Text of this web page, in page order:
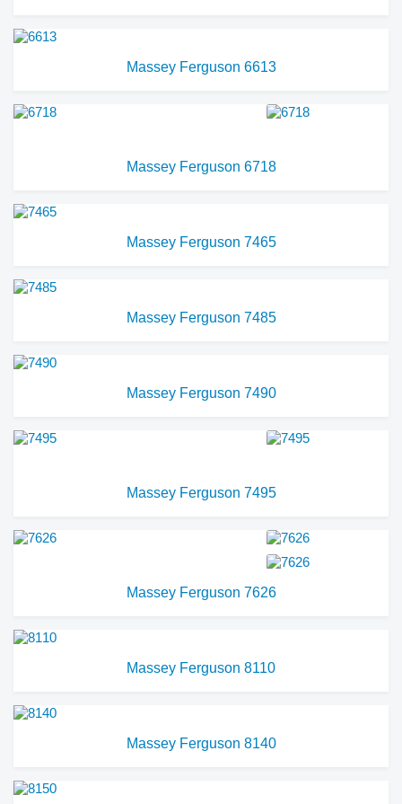
Massey Ferguson 6613
Massey Ferguson 6718
Massey Ferguson 7465
Massey Ferguson 7485
Massey Ferguson 7490
Massey Ferguson 7495
Massey Ferguson 7626
Massey Ferguson 8110
Massey Ferguson 8140